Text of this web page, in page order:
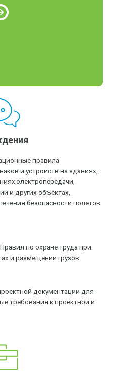
правила
и устройств на зданиях,
электропередачи,
и других объектах,
безопасности полетов
по охране труда при
и размещении грузов
документации для
требования к проектной и